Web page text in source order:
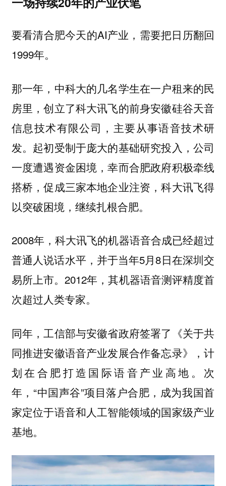
要看清合肥今天的AI产业，需要把日历翻回
1999年。
那一年，中科大的几名学生在一户租来的民
房里，创立了科大讯飞的前身安徽硅谷天音
信息技术有限公司，主要从事语音技术研
发。起初受制于庞大的基础研究投入，公司
一度遭遇资金困境，幸而合肥政府积极牵线
搭桥，促成三家本地企业注资，科大讯飞得
以突破困境，继续扎根合肥。
2008年，科大讯飞的机器语音合成已经超过
普通人说话水平，并于当年5月8日在深圳交
易所上市。2012年，其机器语音测评精度首
次超过人类专家。
同年，工信部与安徽省政府签署了《关于共
同推进安徽语音产业发展合作备忘录》，计
划在合肥打造国际语音产业高地。次
年，“中国声谷”项目落户合肥，成为我国首
家定位于语音和人工智能领域的国家级产业
基地。